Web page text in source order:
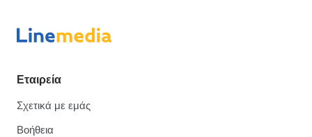
Εταιρεία
Σχετικά με εμάς
Βοήθεια